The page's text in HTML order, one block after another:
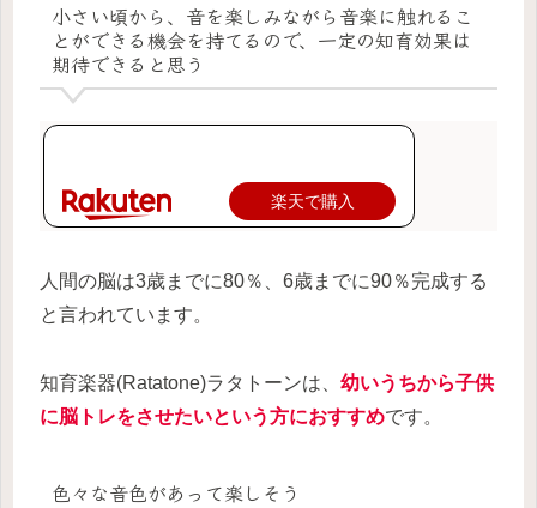
小さい頃から、音を楽しみながら音楽に触れるこ
とができる機会を持てるので、一定の知育効果は
期待できると思う
楽天で購入
人間の脳は3歳までに80％、6歳までに90％完成する
と言われています。
知育楽器(Ratatone)ラタトーンは、 幼いうちから子供
に脳トレをさせたいという方におすすめです。
色々な音色があって楽しそう